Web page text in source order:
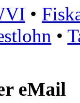
•
•
eMail